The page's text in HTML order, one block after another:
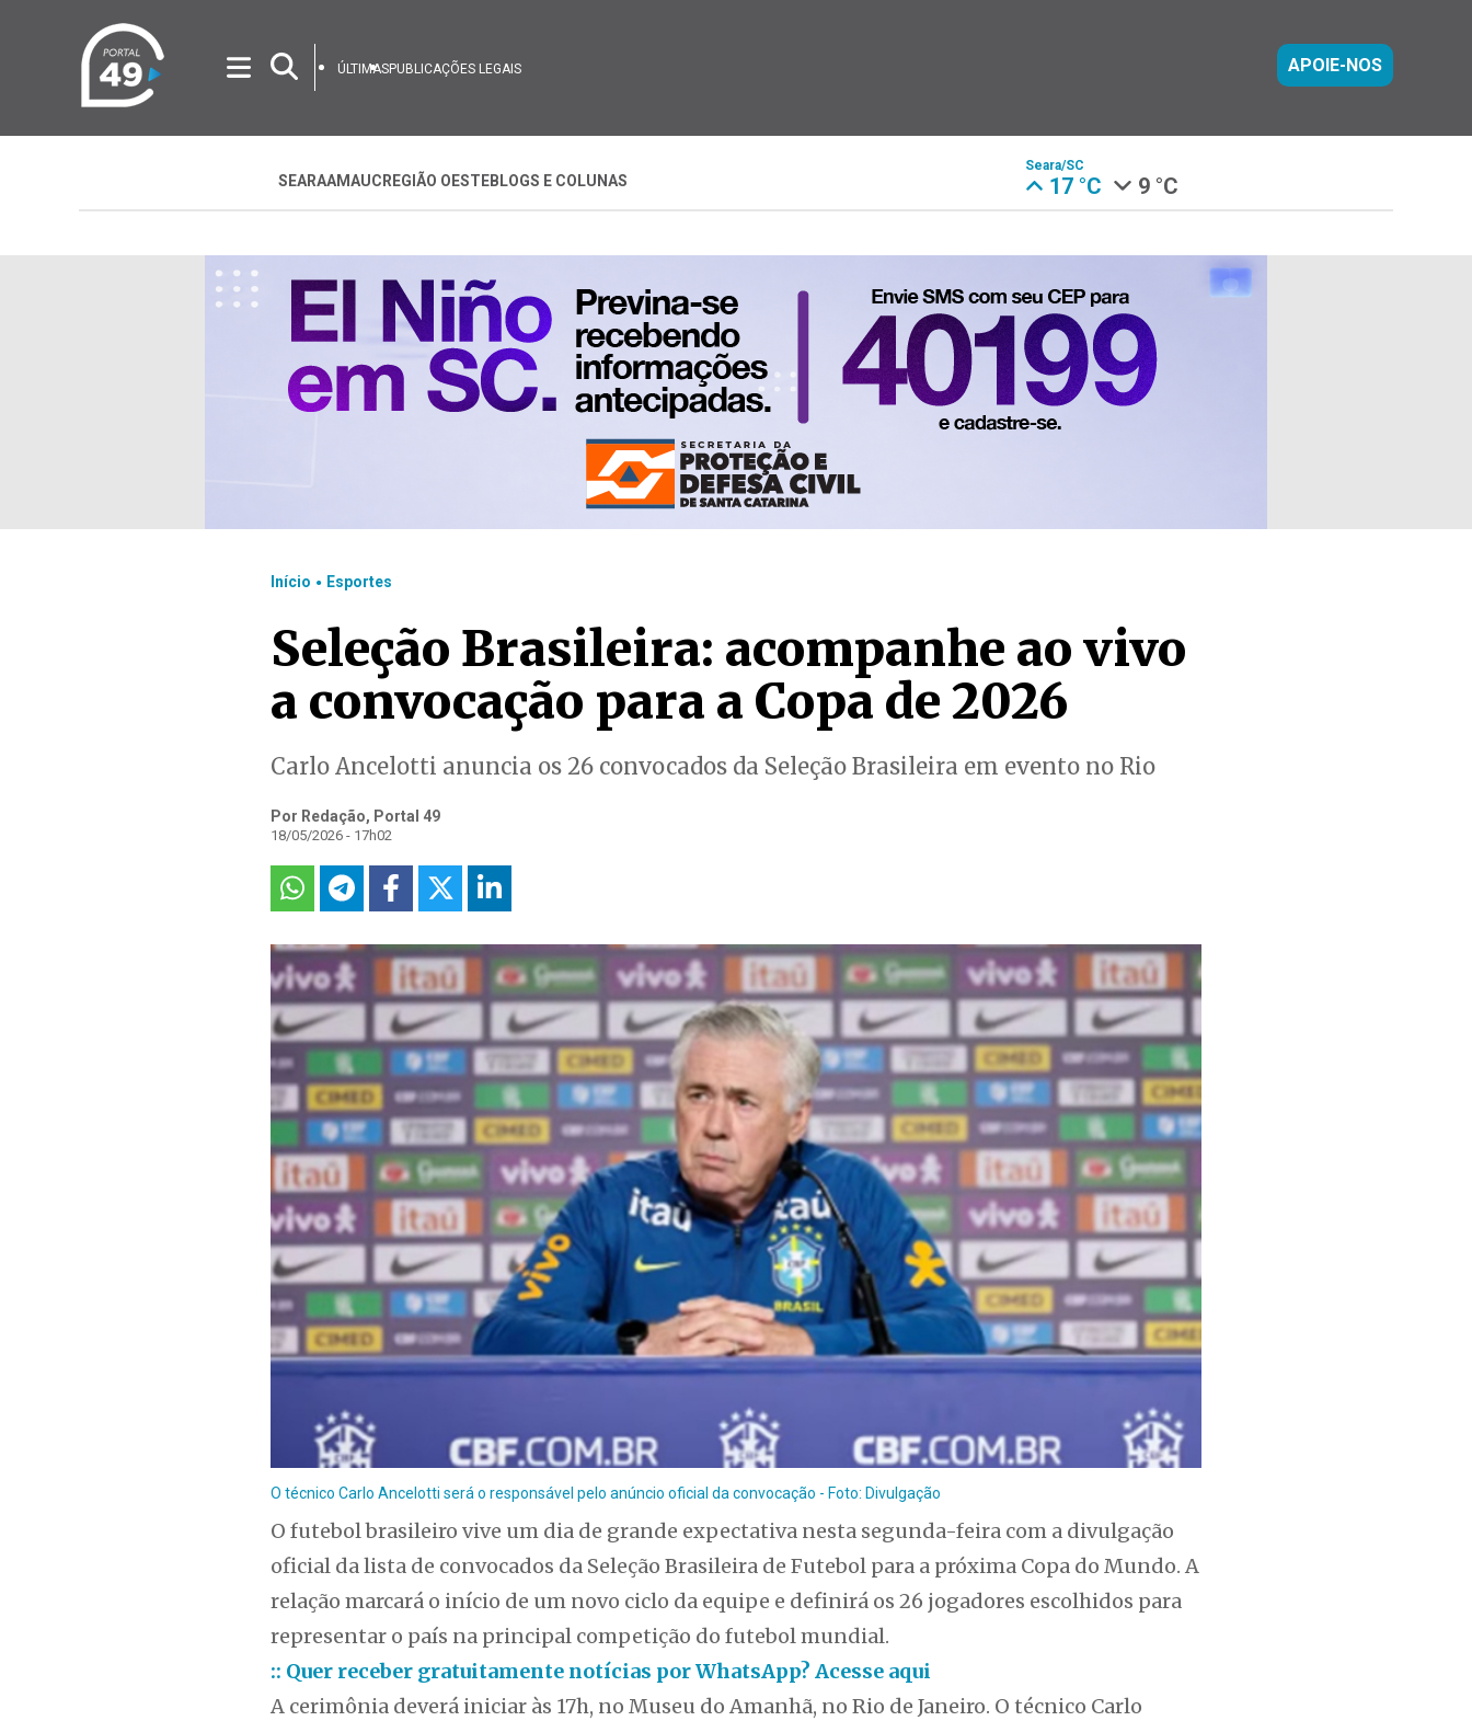
ÚLTIMASPUBLICAÇÕES LEGAIS APOIE-NOS
SEARAAMAUC REGIÃO OESTEBLOGS E COLUNAS
Seara/SC
17 °C 9 °C
Início . Esportes
Seleção Brasileira: acompanhe ao vivo
a convocação para a Copa de 2026
Carlo Ancelotti anuncia os 26 convocados da Seleção Brasileira em evento no Rio
Por Redação, Portal 49
18/05/2026 - 17h02
O técnico Carlo Ancelotti será o responsável pelo anúncio oficial da convocação - Foto: Divulgação
O futebol brasileiro vive um dia de grande expectativa nesta segunda-feira com a divulgação
oficial da lista de convocados da Seleção Brasileira de Futebol para a próxima Copa do Mundo. A
relação marcará o início de um novo ciclo da equipe e definirá os 26 jogadores escolhidos para
representar o país na principal competição do futebol mundial.
:: Quer receber gratuitamente notícias por WhatsApp? Acesse aqui
A cerimônia deverá iniciar às 17h, no Museu do Amanhã, no Rio de Janeiro. O técnico Carlo